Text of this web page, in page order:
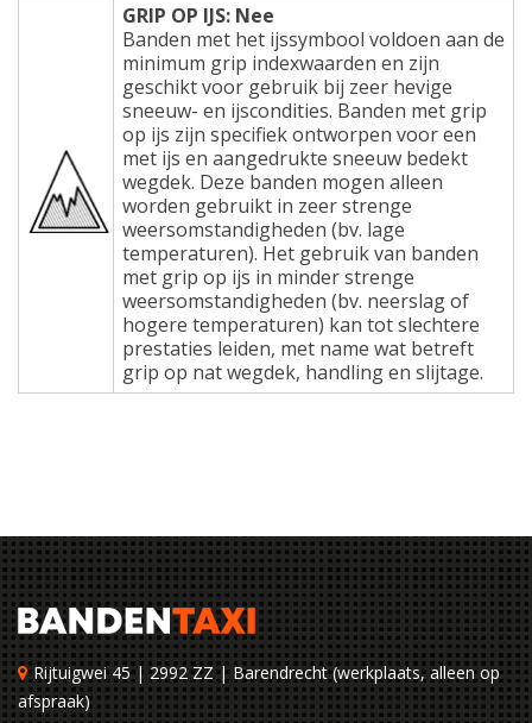
GRIP OP IJS: Nee
Banden met het ijssymbool voldoen aan de
minimum grip indexwaarden en zijn
geschikt voor gebruik bij zeer hevige
sneeuw- en ijscondities. Banden met grip
op ijs zijn specifiek ontworpen voor een
met ijs en aangedrukte sneeuw bedekt
wegdek. Deze banden mogen alleen
worden gebruikt in zeer strenge
weersomstandigheden (bv. lage
temperaturen). Het gebruik van banden
met grip op ijs in minder strenge
weersomstandigheden (bv. neerslag of
hogere temperaturen) kan tot slechtere
prestaties leiden, met name wat betreft
grip op nat wegdek, handling en slijtage.
Rijtuigwei 45 | 2992 ZZ | Barendrecht (werkplaats, alleen op
afspraak)